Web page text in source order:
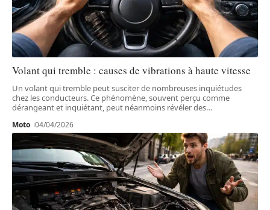
Volant qui tremble : causes de vibrations à haute vitesse
Un volant qui tremble peut susciter de nombreuses inquiétudes
chez les conducteurs. Ce phénomène, souvent perçu comme
dérangeant et inquiétant, peut néanmoins révéler des…
Moto 04/04/2026